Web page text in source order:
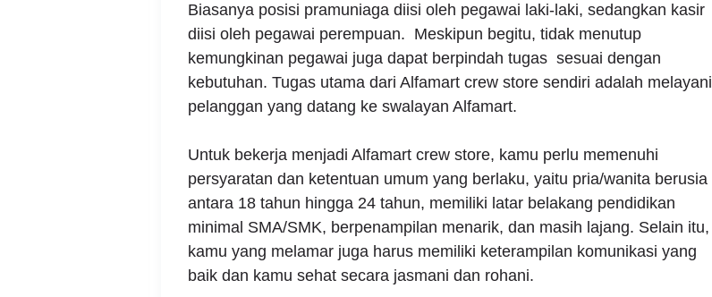
Biasanya posisi pramuniaga diisi oleh pegawai laki-laki, sedangkan kasir
diisi oleh pegawai perempuan. Meskipun begitu, tidak menutup
kemungkinan pegawai juga dapat berpindah tugas sesuai dengan
kebutuhan. Tugas utama dari Alfamart crew store sendiri adalah melayani
pelanggan yang datang ke swalayan Alfamart.
Untuk bekerja menjadi Alfamart crew store, kamu perlu memenuhi
persyaratan dan ketentuan umum yang berlaku, yaitu pria/wanita berusia
antara 18 tahun hingga 24 tahun, memiliki latar belakang pendidikan
minimal SMA/SMK, berpenampilan menarik, dan masih lajang. Selain itu,
kamu yang melamar juga harus memiliki keterampilan komunikasi yang
baik dan kamu sehat secara jasmani dan rohani.